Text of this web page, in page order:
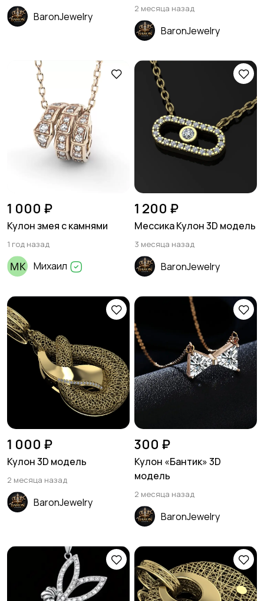
BaronJewelry
2 месяца назад
BaronJewelry
1 000 ₽
Кулон змея с камнями
1 год назад
Михаил
1 200 ₽
Мессика Кулон 3D модель
3 месяца назад
BaronJewelry
1 000 ₽
Кулон 3D модель
2 месяца назад
BaronJewelry
300 ₽
Кулон «Бантик» 3D
модель
2 месяца назад
BaronJewelry